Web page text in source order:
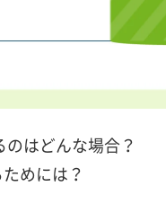
のはどんな場合？
めには？